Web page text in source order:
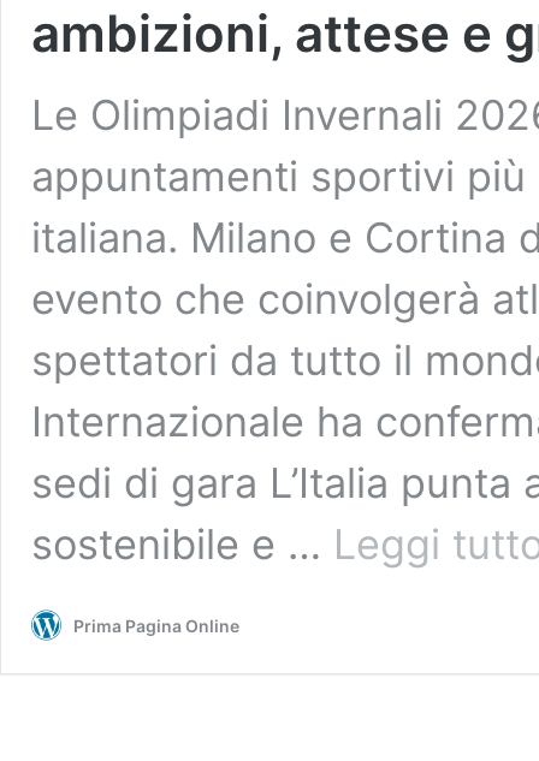
ambizioni, attese e
Le Olimpiadi Invernali
appuntamenti sportivi
italiana. Milano e Cortina
evento che coinvolgerà
spettatori da tutto il
Internazionale ha
sedi di gara L’Italia punta
sostenibile e … Leggi
Prima Pagina Online